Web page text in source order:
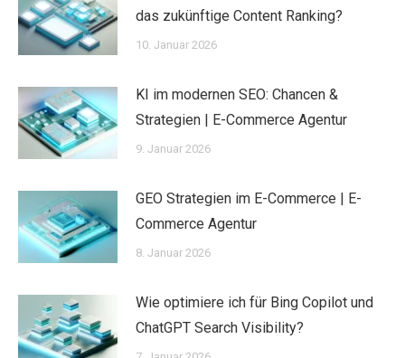
das zukünftige Content Ranking?
10. Januar 2026
KI im modernen SEO: Chancen &
Strategien | E-Commerce Agentur
9. Januar 2026
GEO Strategien im E-Commerce | E-
Commerce Agentur
8. Januar 2026
Wie optimiere ich für Bing Copilot und
ChatGPT Search Visibility?